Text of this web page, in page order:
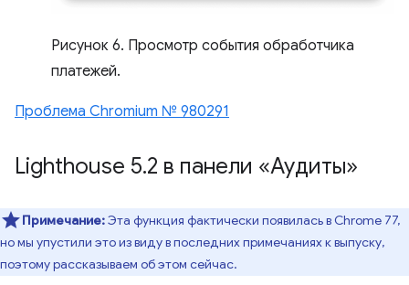
Рисунок 6. Просмотр события обработчика
платежей.
Проблема Chromium № 980291
Lighthouse 5.2 в панели «Аудиты»
Примечание:Эта функция фактически появилась в Chrome 77,
но мы упустили это из виду в последних примечаниях к выпуску,
поэтому рассказываем об этом сейчас.